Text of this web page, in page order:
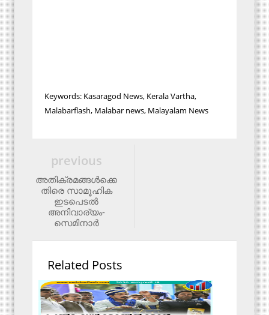
Keywords: Kasaragod News, Kerala Vartha,
Malabarflash, Malabar news, Malayalam News
previous
അതിക്രമങ്ങള്‍ക്കെ
തിരെ സാമൂഹിക
ഇടപെടല്‍
അനിവാര്യം-
സെമിനാര്‍
Related Posts